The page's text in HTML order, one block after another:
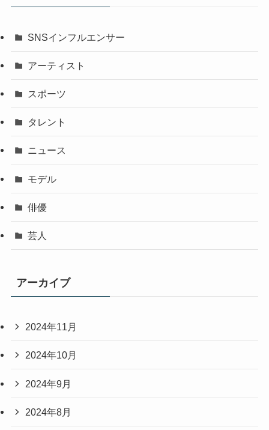
SNSインフルエンサー
アーティスト
スポーツ
タレント
ニュース
モデル
俳優
芸人
アーカイブ
2024年11月
2024年10月
2024年9月
2024年8月